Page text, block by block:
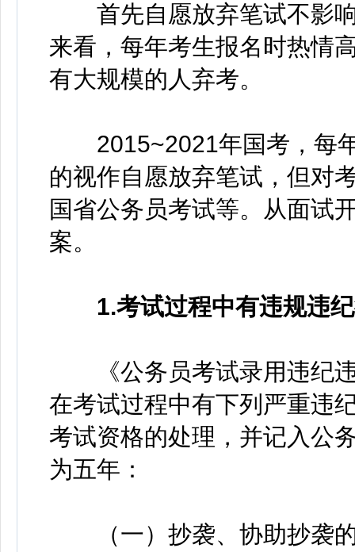
首先自愿放弃笔试不影响
来看，每年考生报名时热情
有大规模的人弃考。
2015~2021年国考，每年
的视作自愿放弃笔试，但对
国省公务员考试等。从面试
案。
1.考试过程中有违规违
《公务员考试录用违纪违
在考试过程中有下列严重违
考试资格的处理，并记入公
为五年：
（一）抄袭、协助抄袭